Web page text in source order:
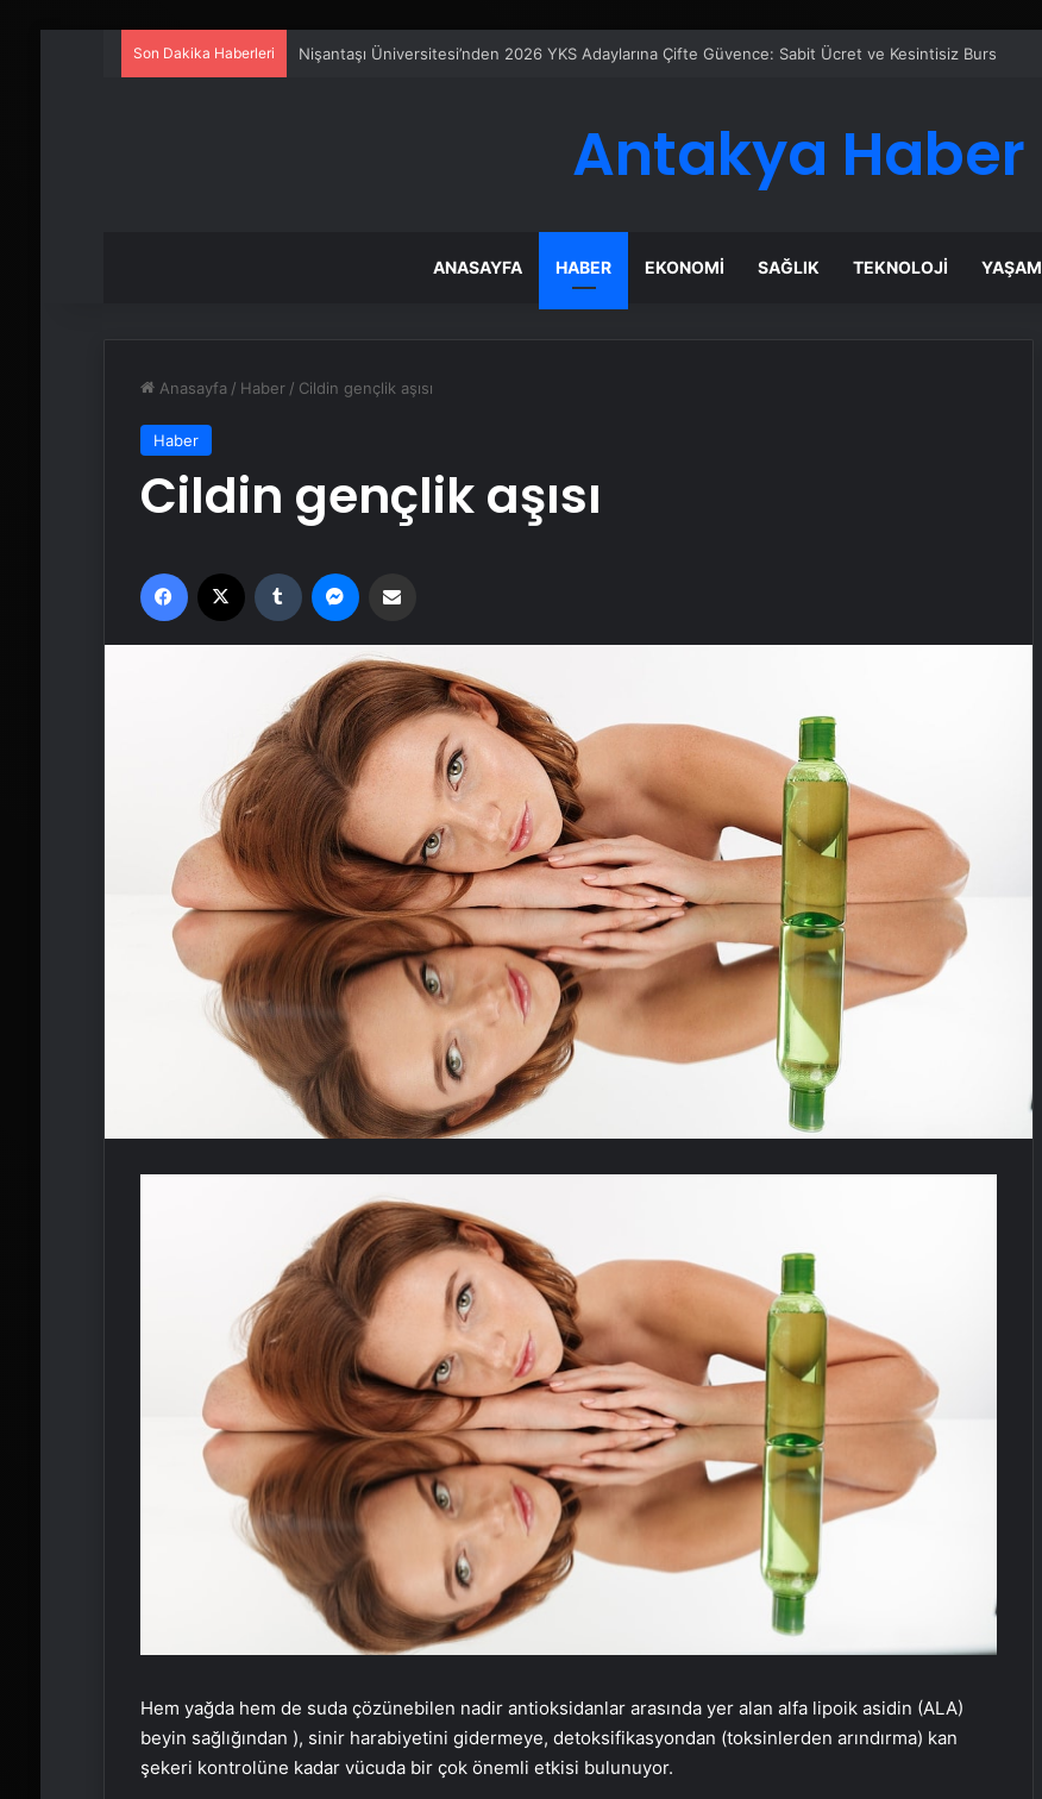
Son Dakika Haberleri Artı Kazan, Endüstriyel Buhar Kazanı Çözümleriyle Üretim Tesislerine Verimli Sistemler Sunuyor
Antakya Haber
ANASAYFA HABER EKONOMI SAĞLIK TEKNOLOJI YAŞAM
Anasayfa / Haber / Cildin gençlik aşısı
Haber
Cildin gençlik aşısı
Facebook Tumblr
Hem yağda hem de suda çözünebilen nadir antioksidanlar arasında yer alan alfa lipoik asidin (ALA)
beyin sağlığından ), sinir harabiyetini gidermeye, detoksifikasyondan (toksinlerden arındırma) kan
şekeri kontrolüne kadar vücuda bir çok önemli etkisi bulunuyor.